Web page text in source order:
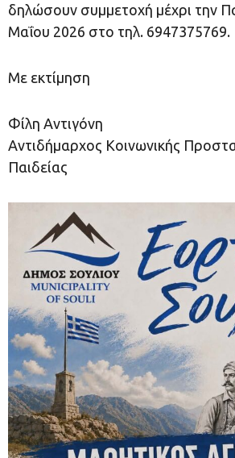
δηλώσουν συμμετοχή μέχρι την
Μαΐου 2026 στο τηλ. 6947375769.
Με εκτίμηση
Φίλη Αντιγόνη
Αντιδήμαρχος Κοινωνικής
Παιδείας